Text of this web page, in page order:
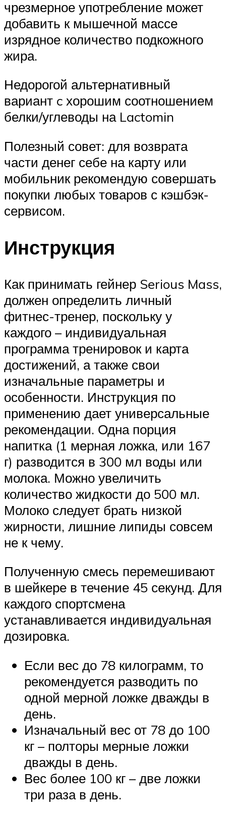
чрезмерное употребление может
добавить к мышечной массе
изрядное количество подкожного
жира.
Недорогой альтернативный
вариант c хорошим соотношением
белки/углеводы на Lactomin
Полезный совет: для возврата
части денег себе на карту или
мобильник рекомендую совершать
покупки любых товаров с кэшбэк-
сервисом.
Инструкция
Как принимать гейнер Serious Mass,
должен определить личный
фитнес-тренер, поскольку у
каждого – индивидуальная
программа тренировок и карта
достижений, а также свои
изначальные параметры и
особенности. Инструкция по
применению дает универсальные
рекомендации. Одна порция
напитка (1 мерная ложка, или 167
г) разводится в 300 мл воды или
молока. Можно увеличить
количество жидкости до 500 мл.
Молоко следует брать низкой
жирности, лишние липиды совсем
не к чему.
Полученную смесь перемешивают
в шейкере в течение 45 секунд. Для
каждого спортсмена
устанавливается индивидуальная
дозировка.
Если вес до 78 килограмм, то
рекомендуется разводить по
одной мерной ложке дважды в
день.
Изначальный вес от 78 до 100
кг – полторы мерные ложки
дважды в день.
Вес более 100 кг – две ложки
три раза в день.